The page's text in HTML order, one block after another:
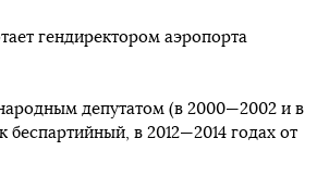
гендиректором аэропорта
депутатом (в 2000—2002 и в
беспартийный, в 2012—2014 годах от